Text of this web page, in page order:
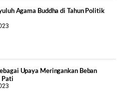
Agama Buddha di Tahun Politik
Upaya Meringankan Beban
Pati